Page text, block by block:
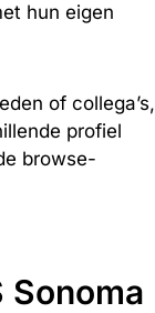
hun eigen
of collega’s,
profiel
browse-
Sonoma